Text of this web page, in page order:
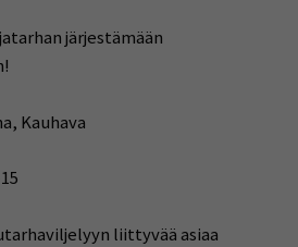
järjestämään
Kauhava
liittyvää asiaa